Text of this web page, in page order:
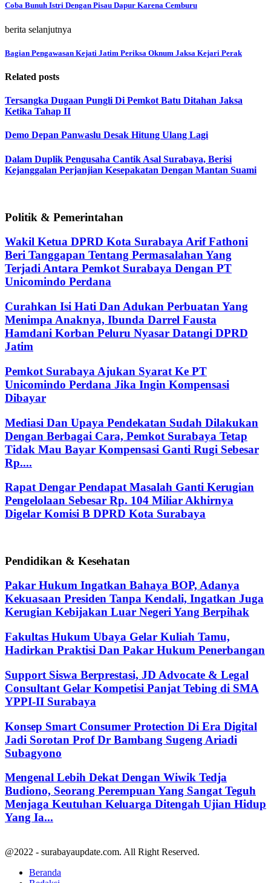
Coba Bunuh Istri Dengan Pisau Dapur Karena Cemburu
berita selanjutnya
Bagian Pengawasan Kejati Jatim Periksa Oknum Jaksa Kejari Perak
Related posts
Tersangka Dugaan Pungli Di Pemkot Batu Ditahan Jaksa
Ketika Tahap II
Demo Depan Panwaslu Desak Hitung Ulang Lagi
Dalam Duplik Pengusaha Cantik Asal Surabaya, Berisi
Kejanggalan Perjanjian Kesepakatan Dengan Mantan Suami
Politik & Pemerintahan
Wakil Ketua DPRD Kota Surabaya Arif Fathoni
Beri Tanggapan Tentang Permasalahan Yang
Terjadi Antara Pemkot Surabaya Dengan PT
Unicomindo Perdana
Curahkan Isi Hati Dan Adukan Perbuatan Yang
Menimpa Anaknya, Ibunda Darrel Fausta
Hamdani Korban Peluru Nyasar Datangi DPRD
Jatim
Pemkot Surabaya Ajukan Syarat Ke PT
Unicomindo Perdana Jika Ingin Kompensasi
Dibayar
Mediasi Dan Upaya Pendekatan Sudah Dilakukan
Dengan Berbagai Cara, Pemkot Surabaya Tetap
Tidak Mau Bayar Kompensasi Ganti Rugi Sebesar
Rp....
Rapat Dengar Pendapat Masalah Ganti Kerugian
Pengelolaan Sebesar Rp. 104 Miliar Akhirnya
Digelar Komisi B DPRD Kota Surabaya
Pendidikan & Kesehatan
Pakar Hukum Ingatkan Bahaya BOP, Adanya
Kekuasaan Presiden Tanpa Kendali, Ingatkan Juga
Kerugian Kebijakan Luar Negeri Yang Berpihak
Fakultas Hukum Ubaya Gelar Kuliah Tamu,
Hadirkan Praktisi Dan Pakar Hukum Penerbangan
Support Siswa Berprestasi, JD Advocate & Legal
Consultant Gelar Kompetisi Panjat Tebing di SMA
YPPI-II Surabaya
Konsep Smart Consumer Protection Di Era Digital
Jadi Sorotan Prof Dr Bambang Sugeng Ariadi
Subagyono
Mengenal Lebih Dekat Dengan Wiwik Tedja
Budiono, Seorang Perempuan Yang Sangat Teguh
Menjaga Keutuhan Keluarga Ditengah Ujian Hidup
Yang Ia...
@2022 - surabayaupdate.com. All Right Reserved.
Beranda